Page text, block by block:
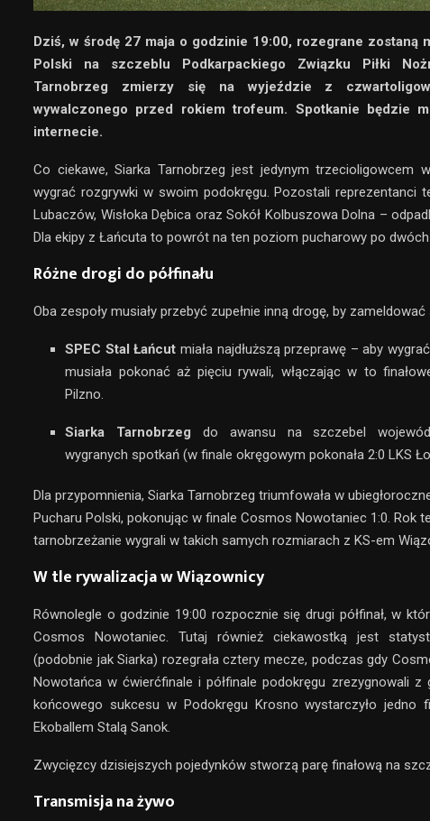
Dziś, w środę 27 maja o godzinie 19:00, rozegrane zostaną
Polski na szczeblu Podkarpackiego Związku Piłki
Tarnobrzeg zmierzy się na wyjeździe z
wywalczonego przed rokiem trofeum. Spotkanie będzie
internecie.
Co ciekawe, Siarka Tarnobrzeg jest jedynym trzecioligowcem
wygrać rozgrywki w swoim podokręgu. Pozostali reprezentanci
Lubaczów, Wisłoka Dębica oraz Sokół Kolbuszowa Dolna –
Dla ekipy z Łańcuta to powrót na ten poziom pucharowy po
Różne drogi do półfinału
Oba zespoły musiały przebyć zupełnie inną drogę, by
SPEC Stal Łańcut miała najdłuższą przeprawę – aby
musiała pokonać aż pięciu rywali, włączając w to
Pilzno.
Siarka Tarnobrzeg do awansu na szczebel
wygranych spotkań (w finale okręgowym pokonała 2:0 LKS
Dla przypomnienia, Siarka Tarnobrzeg triumfowała w
Pucharu Polski, pokonując w finale Cosmos Nowotaniec 1:0. Rok
tarnobrzeżanie wygrali w takich samych rozmiarach z KS-em
W tle rywalizacja w Wiązownicy
Równolegle o godzinie 19:00 rozpocznie się drugi półfinał, w
Cosmos Nowotaniec. Tutaj również ciekawostką jest
(podobnie jak Siarka) rozegrała cztery mecze, podczas gdy
Nowotańca w ćwierćfinale i półfinale podokręgu zrezygnowali
końcowego sukcesu w Podokręgu Krosno wystarczyło jedno
Ekoballem Stalą Sanok.
Zwycięzcy dzisiejszych pojedynków stworzą parę finałową na
Transmisja na żywo